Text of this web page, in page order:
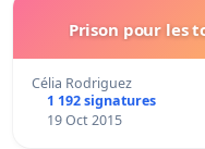
Prison pour les
Célia Rodriguez
1 192 signatures
19 Oct 2015